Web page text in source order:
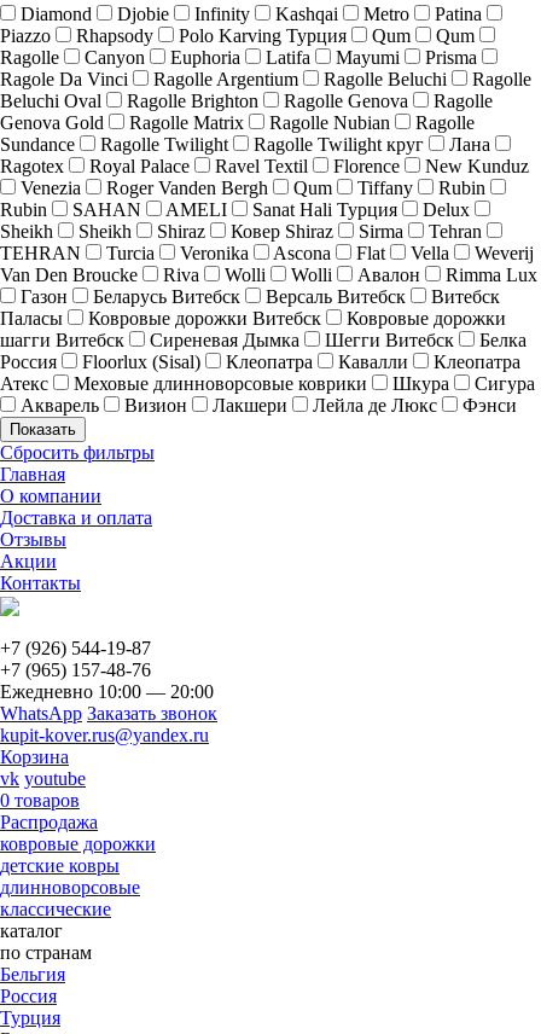
Diamond
Djobie Infinity Kashqai Metro
Patina
Piazzo
Rhapsody Polo Karving Турция Qum
Qum
Ragolle
Canyon Euphoria Latifa Mayumi
Prisma
Ragole Da Vinci
Ragolle Argentium Ragolle Beluchi
Ragolle
Beluchi Oval
Ragolle Brighton Ragolle Genova
Ragolle
Genova Gold
Ragolle Matrix Ragolle Nubian
Ragolle
Sundance
Ragolle Twilight Ragolle Twilight круг
Лана
Ragotex
Royal Palace Ravel Textil Florence
New Kunduz
Venezia
Roger Vanden Bergh Qum Tiffany
Rubin
Rubin
SAHAN AMELI Sanat Hali Турция
Delux
Sheikh
Sheikh Shiraz Ковер Shiraz Sirma
Tehran
TEHRAN
Turcia Veronika Ascona Flat Vella
Weverij
Van Den Broucke
Riva Wolli Wolli Авалон
Rimma Lux
Газон
Беларусь Витебск Версаль Витебск
Витебск
Паласы
Ковровые дорожки Витебск
Ковровые дорожки
шагги Витебск
Сиреневая Дымка Шегги Витебск
Белка
Россия
Floorlux (Sisal) Клеопатра Кавалли
Клеопатра
Атекс
Меховые длинноворсовые коврики Шкура
Сигура
Акварель
Визион Лакшери Лейла де Люкс Фэнси
Показать
Сбросить фильтры
Главная
О компании
Доставка и оплата
Отзывы
Акции
Контакты
+7 (926) 544-19-87
+7 (965) 157-48-76
Ежедневно 10:00 — 20:00
WhatsApp Заказать звонок
kupit-kover.rus@yandex.ru
Корзина
vk youtube
0 товаров
Распродажа
ковровые дорожки
детские ковры
длинноворсовые
классические
каталог
по странам
Бельгия
Россия
Турция